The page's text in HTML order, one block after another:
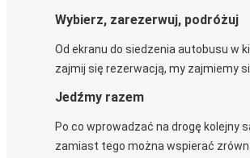
Wybierz, zarezerwuj, podróżuj
Od ekranu do siedzenia autobusu w
zajmij się rezerwacją, my zajmiemy
Jedźmy razem
Po co wprowadzać na drogę kolejny
zamiast tego można wspierać